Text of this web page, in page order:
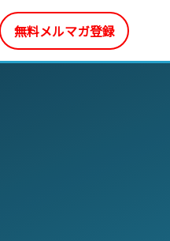
無料メルマガ登録